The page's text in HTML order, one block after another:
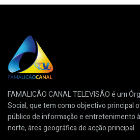
FAMALICÃO CANAL TELEVISÃO é um
Social, que tem como objectivo principal
público de informação e entretenimento
norte, área geográfica de acção principal.